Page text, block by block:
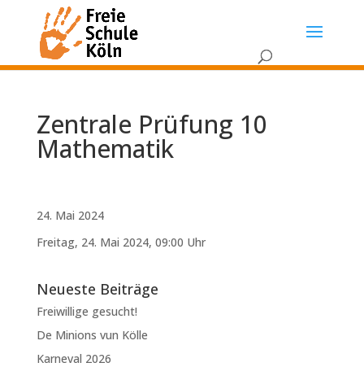
Zentrale Prüfung 10
Mathematik
24. Mai 2024
Freitag, 24. Mai 2024, 09:00 Uhr
Neueste Beiträge
Freiwillige gesucht!
De Minions vun Kölle
Karneval 2026